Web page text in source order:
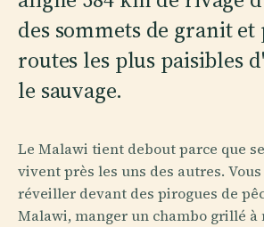
des sommets de granit
routes les plus paisibles
le sauvage.
Le Malawi tient debout parce que
vivent près les uns des autres.
réveiller devant des pirogues de
Malawi, manger un chambo grillé